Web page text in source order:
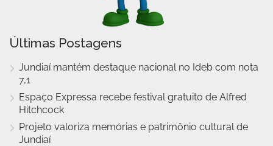
Últimas Postagens
Jundiaí mantém destaque nacional no Ideb com nota
7,1
Espaço Expressa recebe festival gratuito de Alfred
Hitchcock
Projeto valoriza memórias e patrimônio cultural de
Jundiaí